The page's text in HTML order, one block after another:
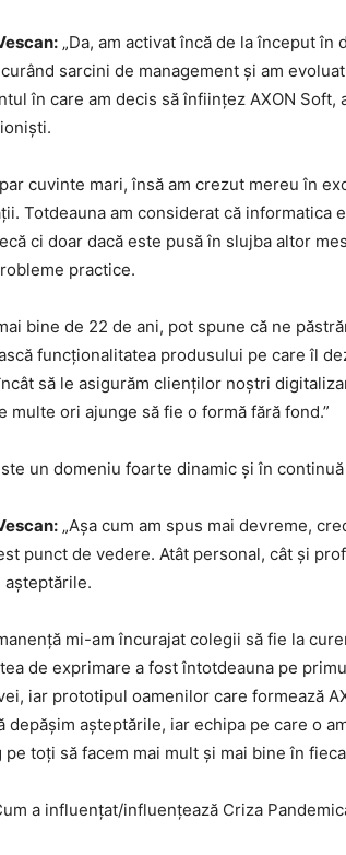
„Da, am activat încă de la început
sarcini de management și am
în care am decis să înființez AXON
cuvinte mari, însă am crezut mereu în
Totdeauna am considerat că informatica
ci doar dacă este pusă în slujba altor
practice.
bine de 22 de ani, pot spune că ne
funcționalitatea produsului pe care îl
să le asigurăm clienților noștri
multe ori ajunge să fie o formă fără fond.”
un domeniu foarte dinamic și în
„Așa cum am spus mai devreme,
punct de vedere. Atât personal, cât și
așteptările.
mi-am încurajat colegii să fie la
de exprimare a fost întotdeauna pe
iar prototipul oamenilor care formează
depășim așteptările, iar echipa pe care o
pe toți să facem mai mult și mai bine în
a influențat/influențează Criza